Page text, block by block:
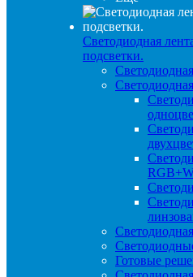
Светодиодная
подсветки.
Готовые